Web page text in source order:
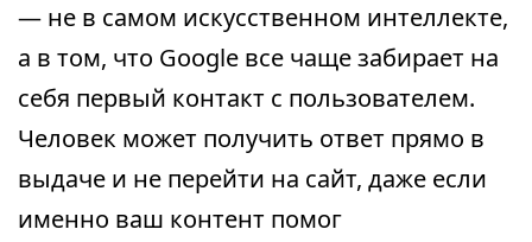
— не в самом искусственном интеллекте,
а в том, что Google все чаще забирает на
себя первый контакт с пользователем.
Человек может получить ответ прямо в
выдаче и не перейти на сайт, даже если
именно ваш контент помог